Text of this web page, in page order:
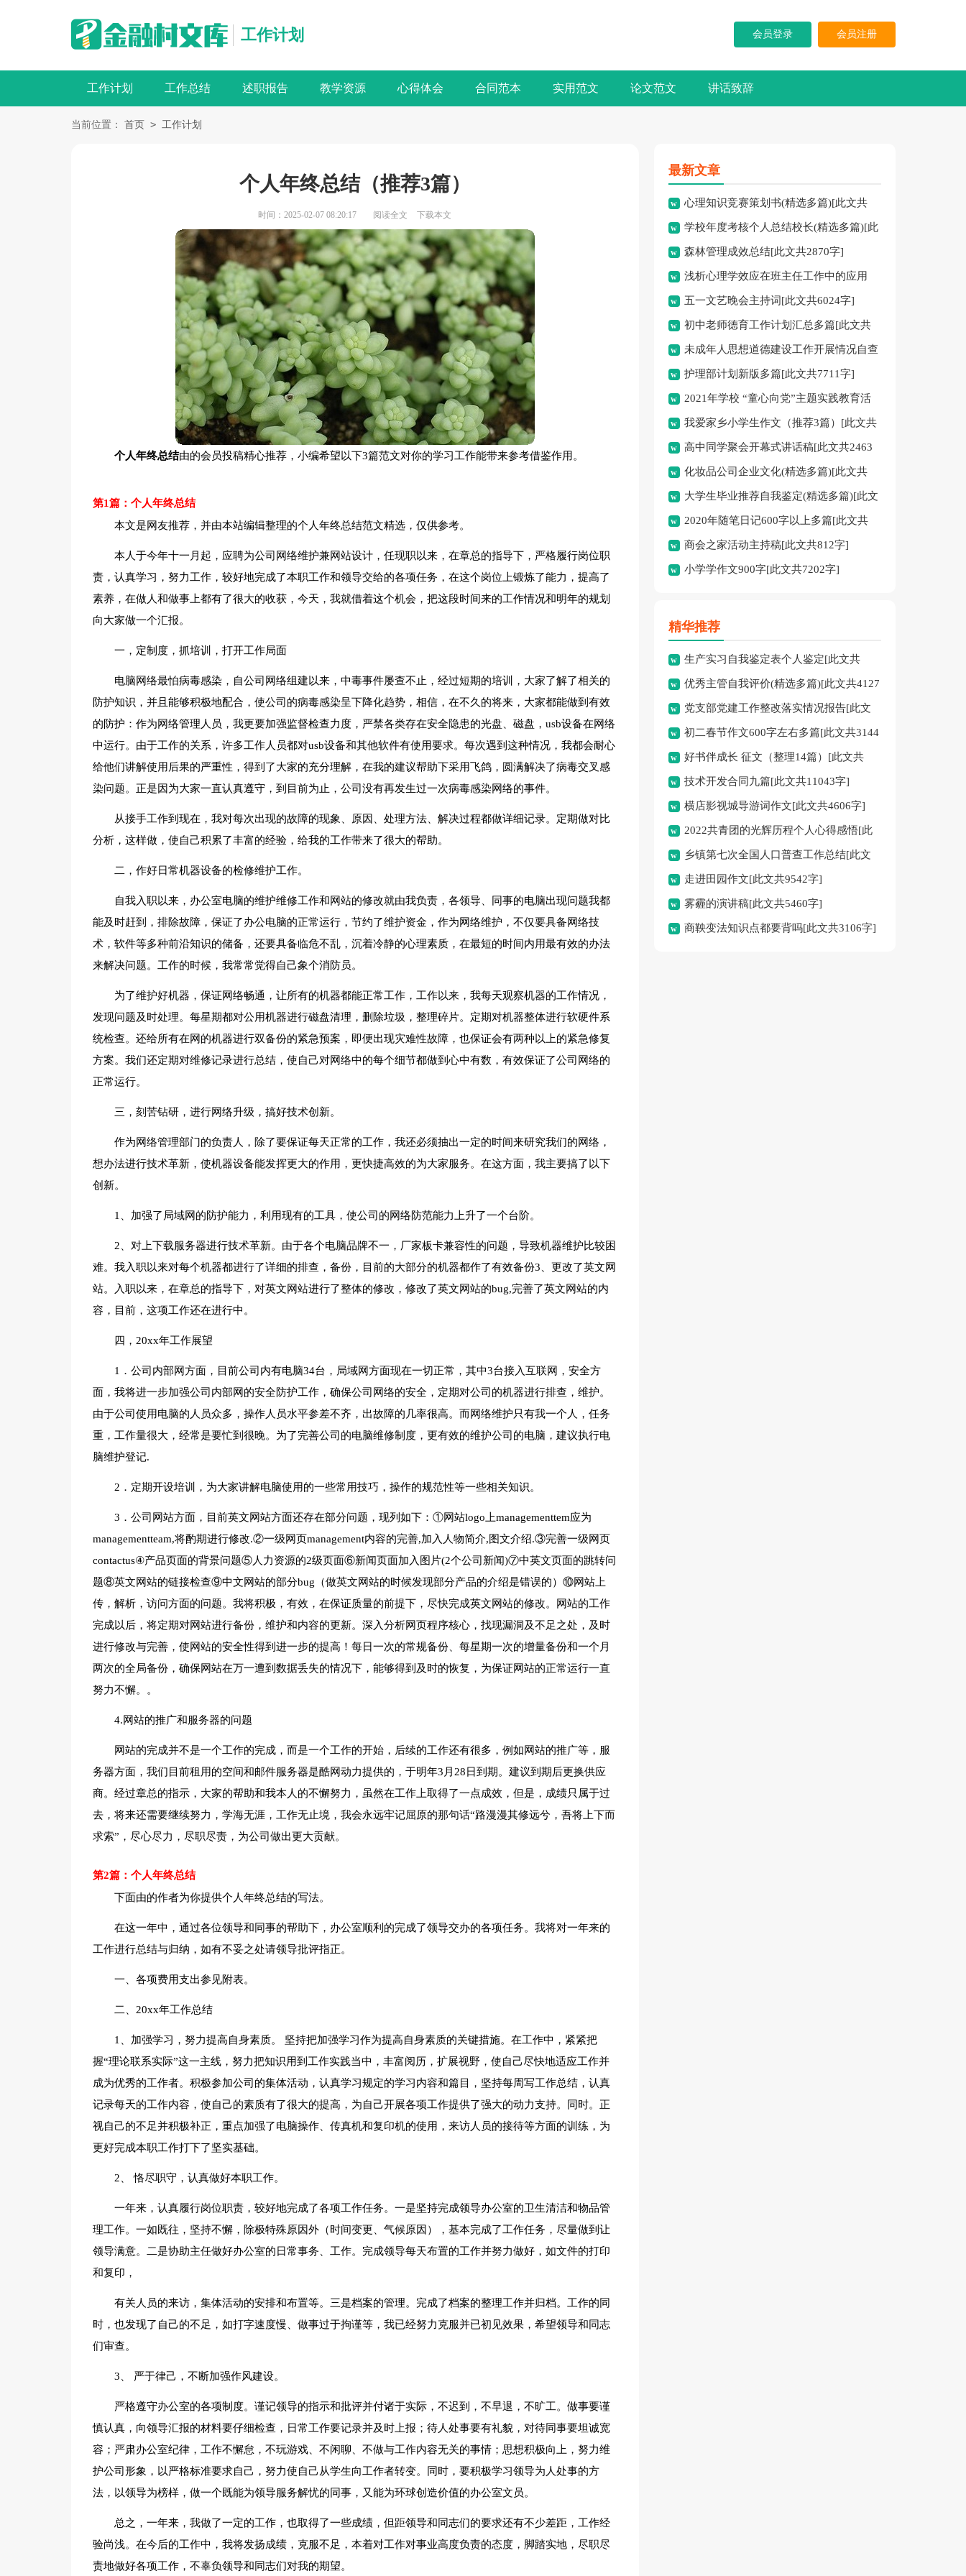
工作计划 会员登录 会员注册
工作计划 工作总结 述职报告 教学资源 心得体会 合同范本 实用范文 论文范文 讲话致辞
当前位置： 首页 > 工作计划
个人年终总结（推荐3篇）
时间：2025-02-07 08:20:17 阅读全文 下载本文
个人年终总结由的会员投稿精心推荐，小编希望以下3篇范文对你的学习工作能带来参考借鉴作用。
第1篇：个人年终总结
本文是网友推荐，并由本站编辑整理的个人年终总结范文精选，仅供参考。
本人于今年十一月起，应聘为公司网络维护兼网站设计，任现职以来，在章总的指导下，严格履行岗位职
责，认真学习，努力工作，较好地完成了本职工作和领导交给的各项任务，在这个岗位上锻炼了能力，提高了
素养，在做人和做事上都有了很大的收获，今天，我就借着这个机会，把这段时间来的工作情况和明年的规划
向大家做一个汇报。
一，定制度，抓培训，打开工作局面
电脑网络最怕病毒感染，自公司网络组建以来，中毒事件屡查不止，经过短期的培训，大家了解了相关的
防护知识，并且能够积极地配合，使公司的病毒感染呈下降化趋势，相信，在不久的将来，大家都能做到有效
的防护：作为网络管理人员，我更要加强监督检查力度，严禁各类存在安全隐患的光盘、磁盘，usb设备在网络
中运行。由于工作的关系，许多工作人员都对usb设备和其他软件有使用要求。每次遇到这种情况，我都会耐心
给他们讲解使用后果的严重性，得到了大家的充分理解，在我的建议帮助下采用飞鸽，圆满解决了病毒交叉感
染问题。正是因为大家一直认真遵守，到目前为止，公司没有再发生过一次病毒感染网络的事件。
从接手工作到现在，我对每次出现的故障的现象、原因、处理方法、解决过程都做详细记录。定期做对比
分析，这样做，使自己积累了丰富的经验，给我的工作带来了很大的帮助。
二，作好日常机器设备的检修维护工作。
自我入职以来，办公室电脑的维护维修工作和网站的修改就由我负责，各领导、同事的电脑出现问题我都
能及时赶到，排除故障，保证了办公电脑的正常运行，节约了维护资金，作为网络维护，不仅要具备网络技
术，软件等多种前沿知识的储备，还要具备临危不乱，沉着冷静的心理素质，在最短的时间内用最有效的办法
来解决问题。工作的时候，我常常觉得自己象个消防员。
为了维护好机器，保证网络畅通，让所有的机器都能正常工作，工作以来，我每天观察机器的工作情况，
发现问题及时处理。每星期都对公用机器进行磁盘清理，删除垃圾，整理碎片。定期对机器整体进行软硬件系
统检查。还给所有在网的机器进行双备份的紧急预案，即便出现灾难性故障，也保证会有两种以上的紧急修复
方案。我们还定期对维修记录进行总结，使自己对网络中的每个细节都做到心中有数，有效保证了公司网络的
正常运行。
三，刻苦钻研，进行网络升级，搞好技术创新。
作为网络管理部门的负责人，除了要保证每天正常的工作，我还必须抽出一定的时间来研究我们的网络，
想办法进行技术革新，使机器设备能发挥更大的作用，更快捷高效的为大家服务。在这方面，我主要搞了以下
创新。
1、加强了局域网的防护能力，利用现有的工具，使公司的网络防范能力上升了一个台阶。
2、对上下载服务器进行技术革新。由于各个电脑品牌不一，厂家板卡兼容性的问题，导致机器维护比较困
难。我入职以来对每个机器都进行了详细的排查，备份，目前的大部分的机器都作了有效备份3、更改了英文网
站。入职以来，在章总的指导下，对英文网站进行了整体的修改，修改了英文网站的bug,完善了英文网站的内
容，目前，这项工作还在进行中。
四，20xx年工作展望
1．公司内部网方面，目前公司内有电脑34台，局域网方面现在一切正常，其中3台接入互联网，安全方
面，我将进一步加强公司内部网的安全防护工作，确保公司网络的安全，定期对公司的机器进行排查，维护。
由于公司使用电脑的人员众多，操作人员水平参差不齐，出故障的几率很高。而网络维护只有我一个人，任务
重，工作量很大，经常是要忙到很晚。为了完善公司的电脑维修制度，更有效的维护公司的电脑，建议执行电
脑维护登记.
2．定期开设培训，为大家讲解电脑使用的一些常用技巧，操作的规范性等一些相关知识。
3．公司网站方面，目前英文网站方面还存在部分问题，现列如下：①网站logo上managementtem应为
managementteam,将酌期进行修改.②一级网页management内容的完善,加入人物简介,图文介绍.③完善一级网页
contactus④产品页面的背景问题⑤人力资源的2级页面⑥新闻页面加入图片(2个公司新闻)⑦中英文页面的跳转问
题⑧英文网站的链接检查⑨中文网站的部分bug（做英文网站的时候发现部分产品的介绍是错误的）⑩网站上
传，解析，访问方面的问题。我将积极，有效，在保证质量的前提下，尽快完成英文网站的修改。网站的工作
完成以后，将定期对网站进行备份，维护和内容的更新。深入分析网页程序核心，找现漏洞及不足之处，及时
进行修改与完善，使网站的安全性得到进一步的提高！每日一次的常规备份、每星期一次的增量备份和一个月
两次的全局备份，确保网站在万一遭到数据丢失的情况下，能够得到及时的恢复，为保证网站的正常运行一直
努力不懈。。
4.网站的推广和服务器的问题
网站的完成并不是一个工作的完成，而是一个工作的开始，后续的工作还有很多，例如网站的推广等，服
务器方面，我们目前租用的空间和邮件服务器是酷网动力提供的，于明年3月28日到期。建议到期后更换供应
商。经过章总的指示，大家的帮助和我本人的不懈努力，虽然在工作上取得了一点成效，但是，成绩只属于过
去，将来还需要继续努力，学海无涯，工作无止境，我会永远牢记屈原的那句话“路漫漫其修远兮，吾将上下而
求索”，尽心尽力，尽职尽责，为公司做出更大贡献。
第2篇：个人年终总结
下面由的作者为你提供个人年终总结的写法。
在这一年中，通过各位领导和同事的帮助下，办公室顺利的完成了领导交办的各项任务。我将对一年来的
工作进行总结与归纳，如有不妥之处请领导批评指正。
一、各项费用支出参见附表。
二、20xx年工作总结
1、加强学习，努力提高自身素质。 坚持把加强学习作为提高自身素质的关键措施。在工作中，紧紧把
握“理论联系实际”这一主线，努力把知识用到工作实践当中，丰富阅历，扩展视野，使自己尽快地适应工作并
成为优秀的工作者。积极参加公司的集体活动，认真学习规定的学习内容和篇目，坚持每周写工作总结，认真
记录每天的工作内容，使自己的素质有了很大的提高，为自己开展各项工作提供了强大的动力支持。同时。正
视自己的不足并积极补正，重点加强了电脑操作、传真机和复印机的使用，来访人员的接待等方面的训练，为
更好完成本职工作打下了坚实基础。
2、 恪尽职守，认真做好本职工作。
一年来，认真履行岗位职责，较好地完成了各项工作任务。一是坚持完成领导办公室的卫生清洁和物品管
理工作。一如既往，坚持不懈，除极特殊原因外（时间变更、气候原因），基本完成了工作任务，尽量做到让
领导满意。二是协助主任做好办公室的日常事务、工作。完成领导每天布置的工作并努力做好，如文件的打印
和复印，
有关人员的来访，集体活动的安排和布置等。三是档案的管理。完成了档案的整理工作并归档。工作的同
时，也发现了自己的不足，如打字速度慢、做事过于拘谨等，我已经努力克服并已初见效果，希望领导和同志
们审查。
3、 严于律己，不断加强作风建设。
严格遵守办公室的各项制度。谨记领导的指示和批评并付诸于实际，不迟到，不早退，不旷工。做事要谨
慎认真，向领导汇报的材料要仔细检查，日常工作要记录并及时上报；待人处事要有礼貌，对待同事要坦诚宽
容；严肃办公室纪律，工作不懈怠，不玩游戏、不闲聊、不做与工作内容无关的事情；思想积极向上，努力维
护公司形象，以严格标准要求自己，努力使自己从学生向工作者转变。同时，要积极学习领导为人处事的方
法，以领导为榜样，做一个既能为领导服务解忧的同事，又能为环球创造价值的办公室文员。
总之，一年来，我做了一定的工作，也取得了一些成绩，但距领导和同志们的要求还有不少差距，工作经
验尚浅。在今后的工作中，我将发扬成绩，克服不足，本着对工作对事业高度负责的态度，脚踏实地，尽职尽
责地做好各项工作，不辜负领导和同志们对我的期望。
最新文章
心理知识竞赛策划书(精选多篇)[此文共
5937字]
学校年度考核个人总结校长(精选多篇)[此
文共7741字]
森林管理成效总结[此文共2870字]
浅析心理学效应在班主任工作中的应用
[此文共3828字]
五一文艺晚会主持词[此文共6024字]
初中老师德育工作计划汇总多篇[此文共
11627字]
未成年人思想道德建设工作开展情况自查
报告[此文共12435字]
护理部计划新版多篇[此文共7711字]
2021年学校 “童心向党”主题实践教育活
动方案[此文共1080字]
我爱家乡小学生作文（推荐3篇）[此文共
1167字]高中同学聚会开幕式讲话稿[此文共2463
字] 化妆品公司企业文化(精选多篇)[此文共
6398字]
大学生毕业推荐自我鉴定(精选多篇)[此文
共5048字]
2020年随笔日记600字以上多篇[此文共
2977字]
商会之家活动主持稿[此文共812字]
小学学作文900字[此文共7202字]
精华推荐
生产实习自我鉴定表个人鉴定[此文共
3763字]
优秀主管自我评价(精选多篇)[此文共4127
字] 党支部党建工作整改落实情况报告[此文
共4703字]
初二春节作文600字左右多篇[此文共3144
字] 好书伴成长 征文（整理14篇）[此文共
7865字]
技术开发合同九篇[此文共11043字]
横店影视城导游词作文[此文共4606字]
2022共青团的光辉历程个人心得感悟[此
文共2385字]
乡镇第七次全国人口普查工作总结[此文
共2086字]
走进田园作文[此文共9542字]
雾霾的演讲稿[此文共5460字]
商鞅变法知识点都要背吗[此文共3106字]